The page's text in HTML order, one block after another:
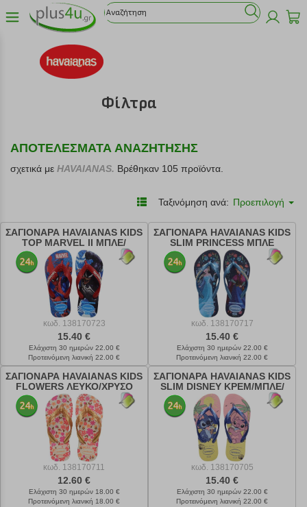
Φίλτρα
ΑΠΟΤΕΛΕΣΜΑΤΑ ΑΝΑΖΗΤΗΣΗΣ
σχετικά με HAVAIANAS. Βρέθηκαν 105 προϊόντα.
Ταξινόμηση ανά: Προεπιλογή
ΣΑΓΙΟΝΑΡΑ HAVAIANAS KIDS
TOP MARVEL II ΜΠΛΕ/
ΚΟΚΚΙΝΗ
κωδ. 138170723
15.40 €
Ελάχιστη 30 ημερών 22.00 €
Προτεινόμενη λιανική 22.00 €
ΣΑΓΙΟΝΑΡΑ HAVAIANAS KIDS
SLIM PRINCESS ΜΠΛΕ
κωδ. 138170717
15.40 €
Ελάχιστη 30 ημερών 22.00 €
Προτεινόμενη λιανική 22.00 €
ΣΑΓΙΟΝΑΡΑ HAVAIANAS KIDS
FLOWERS ΛΕΥΚΟ/ΧΡΥΣΟ
κωδ. 138170711
12.60 €
Ελάχιστη 30 ημερών 18.00 €
Προτεινόμενη λιανική 18.00 €
ΣΑΓΙΟΝΑΡΑ HAVAIANAS KIDS
SLIM DISNEY ΚΡΕΜ/ΜΠΛΕ/
ΡΟΖ
κωδ. 138170705
15.40 €
Ελάχιστη 30 ημερών 22.00 €
Προτεινόμενη λιανική 22.00 €